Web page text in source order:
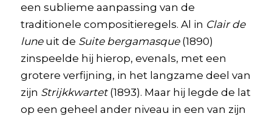
een sublieme aanpassing van de
traditionele compositieregels. Al in Clair de
luneuit de Suite bergamasque(1890)
zinspeelde hij hierop, evenals, met een
grotere verfijning, in het langzame deel van
zijn Strijkkwartet(1893). Maar hij legde de lat
op een geheel ander niveau in een van zijn